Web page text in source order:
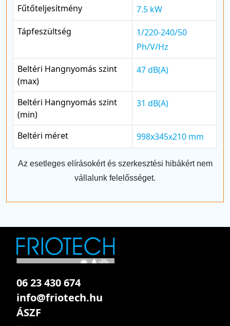
Fűtőteljesítmény
7.5 kW
Tápfeszültség
1/220-240/50
Ph/V/Hz
Beltéri Hangnyomás szint
(max)
47 dB(A)
Beltéri Hangnyomás szint
(min)
31 dB(A)
Beltéri méret 998x345x210 mm
Az esetleges elírásokért és szerkesztési hibákért nem
vállalunk felelősséget.
06 23 430 674
info@friotech.hu
ÁSZF